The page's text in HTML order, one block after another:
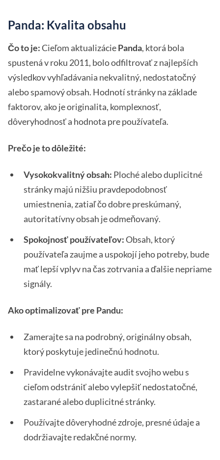
Panda: Kvalita obsahu
Čo to je:Cieľom aktualizáciePanda, ktorá bola
spustená v roku 2011, bolo odfiltrovať z najlepších
výsledkov vyhľadávania nekvalitný, nedostatočný
alebo spamový obsah. Hodnotí stránky na základe
faktorov, ako je originalita, komplexnosť,
dôveryhodnosť a hodnota pre používateľa.
Prečo je to dôležité:
Vysokokvalitný obsah: Ploché alebo duplicitné
stránky majú nižšiu pravdepodobnosť
umiestnenia, zatiaľ čo dobre preskúmaný,
autoritatívny obsah je odmeňovaný.
Spokojnosť používateľov:Obsah, ktorý
používateľa zaujme a uspokojí jeho potreby, bude
mať lepší vplyv na čas zotrvania a ďalšie nepriame
signály.
Ako optimalizovať pre Pandu:
Zamerajte sa na podrobný, originálny obsah,
ktorý poskytuje jedinečnú hodnotu.
Pravidelne vykonávajte audit svojho webu s
cieľom odstrániť alebo vylepšiť nedostatočné,
zastarané alebo duplicitné stránky.
Používajte dôveryhodné zdroje, presné údaje a
dodržiavajte redakčné normy.